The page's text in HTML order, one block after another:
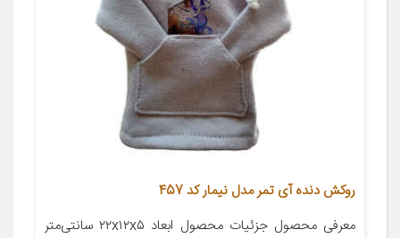
روکش دنده آی تمر مدل نیمار کد 457
معرفی محصول جزئیات محصول ابعاد ۲۲x۱۲x۵ سانتی‌متر